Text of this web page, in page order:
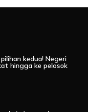
kedua! Negeri
hingga ke pelosok